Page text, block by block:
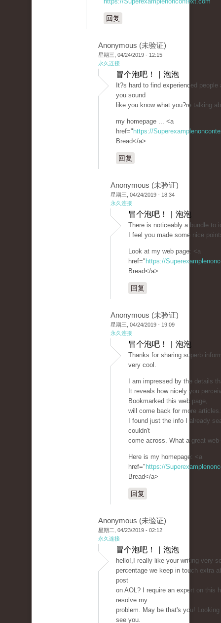
回复
Anonymous (未验证)
星期三, 04/24/2019 - 12:15
永久连接
冒个泡吧！ | 泡泡
It?s hard to find experienced
you sound
like you know what you?re talking
my homepage ... <a
href=" https://
Bread</a>
回复
Anonymous (未验证)
星期三, 04/24/2019 - 18:34
永久连接
冒个泡吧！ | 泡泡
There is noticeably a bundle to
I feel you made some nice
Look at my web page: <a
href=" https://
Bread</a>
回复
Anonymous (未验证)
星期三, 04/24/2019 - 19:09
永久连接
冒个泡吧！ | 泡泡
Thanks for sharing superb
very cool.
I am impressed by the details
It reveals how nicely you
Bookmarked this web page,
will come back for more
I found just the info I already
couldn't
come across. What a great
Here is my homepage: <a
href=" https://
Bread</a>
回复
Anonymous (未验证)
星期二, 04/23/2019 - 02:12
永久连接
冒个泡吧！ | 泡泡
hello!,I really like your writing very
percentage we keep in touch extra
post
on AOL? I require an expert on this
resolve my
problem. May be that's you! Looking
see you.